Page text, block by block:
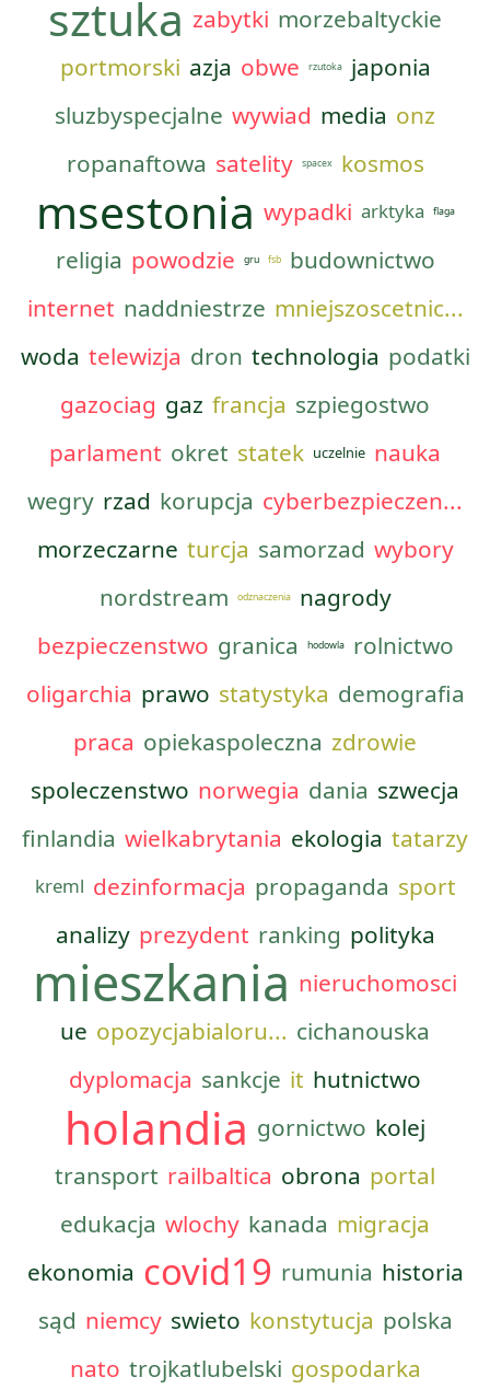
sztuka zabytki morzebaltyckie
portmorski azja obwe rzutoka
japonia
sluzbyspecjalne wywiad media onz
ropanaftowa satelity spacex kosmos
msestonia wypadki arktyka flaga
religia powodzie gru fsb
budownictwo
internet naddniestrze mniejszoscetnic...
woda telewizja dron technologia podatki
gazociag gaz francja szpiegostwo
parlament okret statek uczelnie nauka
wegry rzad korupcja cyberbezpieczen...
morzeczarne turcja samorzad wybory
nordstream
odznaczenia
nagrody
bezpieczenstwo granica hodowla
rolnictwo
oligarchia prawo statystyka demografia
praca opiekaspoleczna zdrowie
spoleczenstwo norwegia dania szwecja
finlandia wielkabrytania ekologia tatarzy
kreml dezinformacja propaganda sport
analizy prezydent ranking polityka
mieszkania nieruchomosci
ue opozycjabialoru... cichanouska
dyplomacja sankcje it hutnictwo
holandia gornictwo kolej
transport railbaltica obrona portal
edukacja wlochy kanada migracja
ekonomia covid19 rumunia historia
sąd niemcy swieto konstytucja polska
nato trojkatlubelski gospodarka